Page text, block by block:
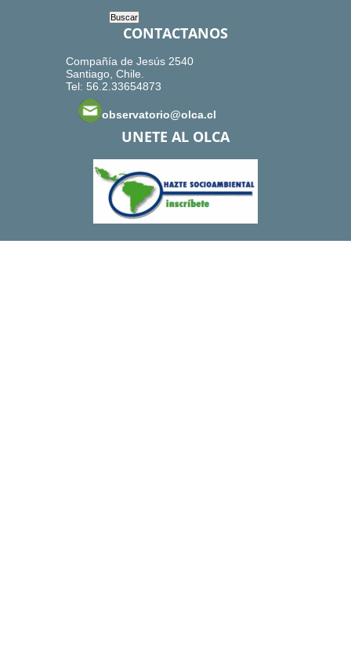
CONTACTANOS
Compañía de Jesús 2540
Santiago, Chile.
Tel: 56.2.33654873
observatorio@olca.cl
UNETE AL OLCA